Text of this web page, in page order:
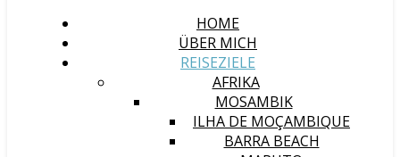
HOME
ÜBER MICH
REISEZIELE
AFRIKA
MOSAMBIK
ILHA DE MOÇAMBIQUE
BARRA BEACH